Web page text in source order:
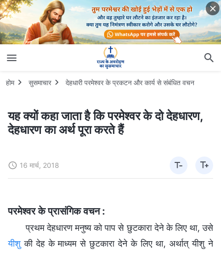
होम सुसमाचार देहधारी परमेश्वर के प्रकटन और कार्य से संबंधित वचन
यह क्यों कहा जाता है कि परमेश्वर के दो देहधारण,
देहधारण का अर्थ पूरा करते हैं
16 मार्च, 2018
परमेश्वर के प्रासंगिक वचन :
प्रथम देहधारण मनुष्य को पाप से छुटकारा देने के लिए था, उसे
यीशु की देह के माध्यम से छुटकारा देने के लिए था, अर्थात् यीशु ने